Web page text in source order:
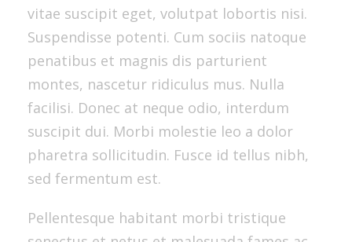
vitae suscipit eget, volutpat lobortis nisi.
Suspendisse potenti. Cum sociis natoque
penatibus et magnis dis parturient
montes, nascetur ridiculus mus. Nulla
facilisi. Donec at neque odio, interdum
suscipit dui. Morbi molestie leo a dolor
pharetra sollicitudin. Fusce id tellus nibh,
sed fermentum est.
Pellentesque habitant morbi tristique